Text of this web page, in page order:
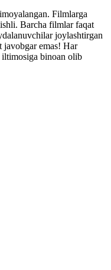
Filmlarga
Barcha filmlar faqat
joylashtirgan
javobgar emas! Har
binoan olib